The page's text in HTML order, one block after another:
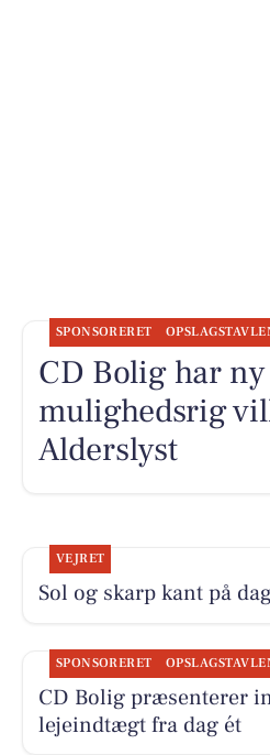
SPONSORERET
CD Bolig har
mulighedsrig
Alderslyst
VEJRET
Sol og skarp kant på
SPONSORERET
CD Bolig præsenterer
lejeindtægt fra dag ét